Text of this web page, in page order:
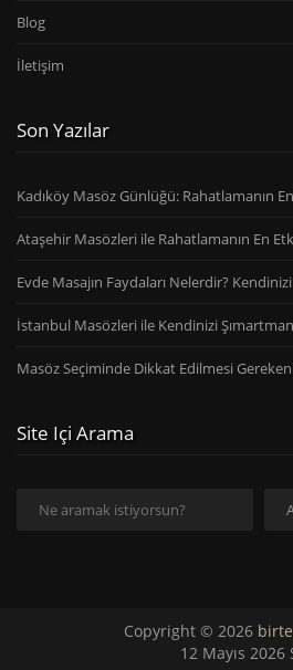
Blog
İletişim
Son Yazılar
Kadıköy Masöz Günlüğü: Rahatlamanın
Ataşehir Masözleri ile Rahatlamanın En
Evde Masajın Faydaları Nelerdir?
İstanbul Masözleri ile Kendinizi
Masöz Seçiminde Dikkat Edilmesi
Site Içi Arama
Copyright © 2026
12 Mayıs 2026